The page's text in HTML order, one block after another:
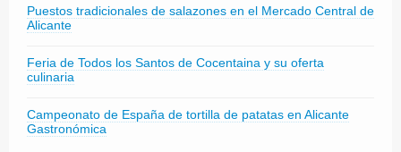
Puestos tradicionales de salazones en el Mercado Central de
Alicante
Feria de Todos los Santos de Cocentaina y su oferta
culinaria
Campeonato de España de tortilla de patatas en Alicante
Gastronómica